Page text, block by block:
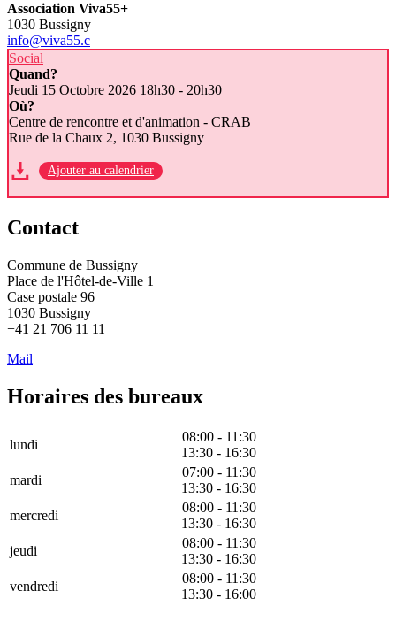
Association Viva55+
1030 Bussigny
info@viva55.c
Social
Quand?
Jeudi 15 Octobre 2026 18h30 - 20h30
Où?
Centre de rencontre et d'animation - CRAB
Rue de la Chaux 2, 1030 Bussigny
Ajouter au calendrier
Contact
Commune de Bussigny
Place de l'Hôtel-de-Ville 1
Case postale 96
1030 Bussigny
+41 21 706 11 11
Mail
Horaires des bureaux
lundi
08:00 - 11:30
13:30 - 16:30
mardi
07:00 - 11:30
13:30 - 16:30
mercredi
08:00 - 11:30
13:30 - 16:30
jeudi
08:00 - 11:30
13:30 - 16:30
vendredi
08:00 - 11:30
13:30 - 16:00